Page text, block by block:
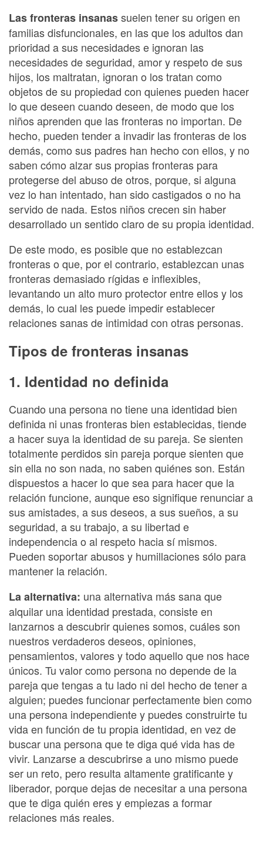
Las fronteras insanassuelen tener su origen en
familias disfuncionales, en las que los adultos dan
prioridad a sus necesidades e ignoran las
necesidades de seguridad, amor y respeto de sus
hijos, los maltratan, ignoran o los tratan como
objetos de su propiedad con quienes pueden hacer
lo que deseen cuando deseen, de modo que los
niños aprenden que las fronteras no importan. De
hecho, pueden tender a invadir las fronteras de los
demás, como sus padres han hecho con ellos, y no
saben cómo alzar sus propias fronteras para
protegerse del abuso de otros, porque, si alguna
vez lo han intentado, han sido castigados o no ha
servido de nada. Estos niños crecen sin haber
desarrollado un sentido claro de su propia identidad.
De este modo, es posible que no establezcan
fronteras o que, por el contrario, establezcan unas
fronteras demasiado rígidas e inflexibles,
levantando un alto muro protector entre ellos y los
demás, lo cual les puede impedir establecer
relaciones sanas de intimidad con otras personas.
Tipos de fronteras insanas
1. Identidad no definida
Cuando una persona no tiene una identidad bien
definida ni unas fronteras bien establecidas, tiende
a hacer suya la identidad de su pareja. Se sienten
totalmente perdidos sin pareja porque sienten que
sin ella no son nada, no saben quiénes son. Están
dispuestos a hacer lo que sea para hacer que la
relación funcione, aunque eso signifique renunciar a
sus amistades, a sus deseos, a sus sueños, a su
seguridad, a su trabajo, a su libertad e
independencia o al respeto hacia sí mismos.
Pueden soportar abusos y humillaciones sólo para
mantener la relación.
La alternativa: una alternativa más sana que
alquilar una identidad prestada, consiste en
lanzarnos a descubrir quienes somos, cuáles son
nuestros verdaderos deseos, opiniones,
pensamientos, valores y todo aquello que nos hace
únicos. Tu valor como persona no depende de la
pareja que tengas a tu lado ni del hecho de tener a
alguien; puedes funcionar perfectamente bien como
una persona independiente y puedes construirte tu
vida en función de tu propia identidad, en vez de
buscar una persona que te diga qué vida has de
vivir. Lanzarse a descubrirse a uno mismo puede
ser un reto, pero resulta altamente gratificante y
liberador, porque dejas de necesitar a una persona
que te diga quién eres y empiezas a formar
relaciones más reales.